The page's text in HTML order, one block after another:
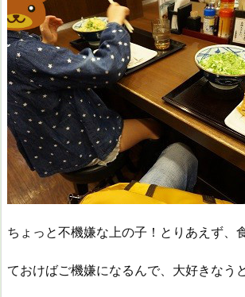
ちょっと不機嫌な上の子！とりあえず、
ておけばご機嫌になるんで、大好きなう